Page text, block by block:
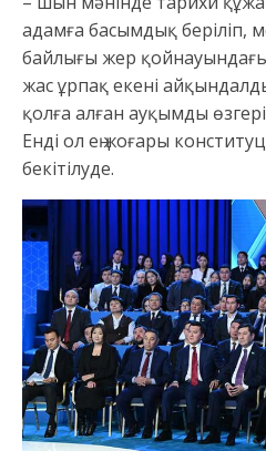
адамға басымдық беріліп,
байлығы жер қойнауындағы
жас ұрпақ екені
қолға алған ауқымды
Енді ол ең жоғары
бекітілуде.